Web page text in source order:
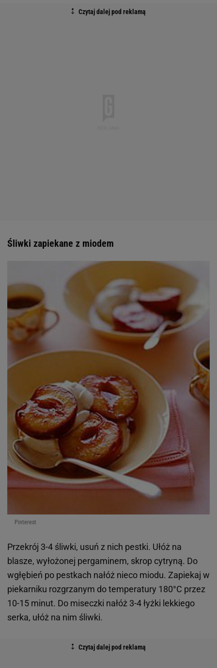
Śliwki zapiekane z miodem
Pinterest
Przekrój 3-4 śliwki, usuń z nich pestki. Ułóż na
blasze, wyłożonej pergaminem, skrop cytryną. Do
wgłębień po pestkach nałóż nieco miodu. Zapiekaj w
piekarniku rozgrzanym do temperatury 180°C przez
10-15 minut. Do miseczki nałóż 3-4 łyżki lekkiego
serka, ułóż na nim śliwki.